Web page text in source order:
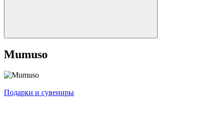
Mumuso
Подарки и сувениры